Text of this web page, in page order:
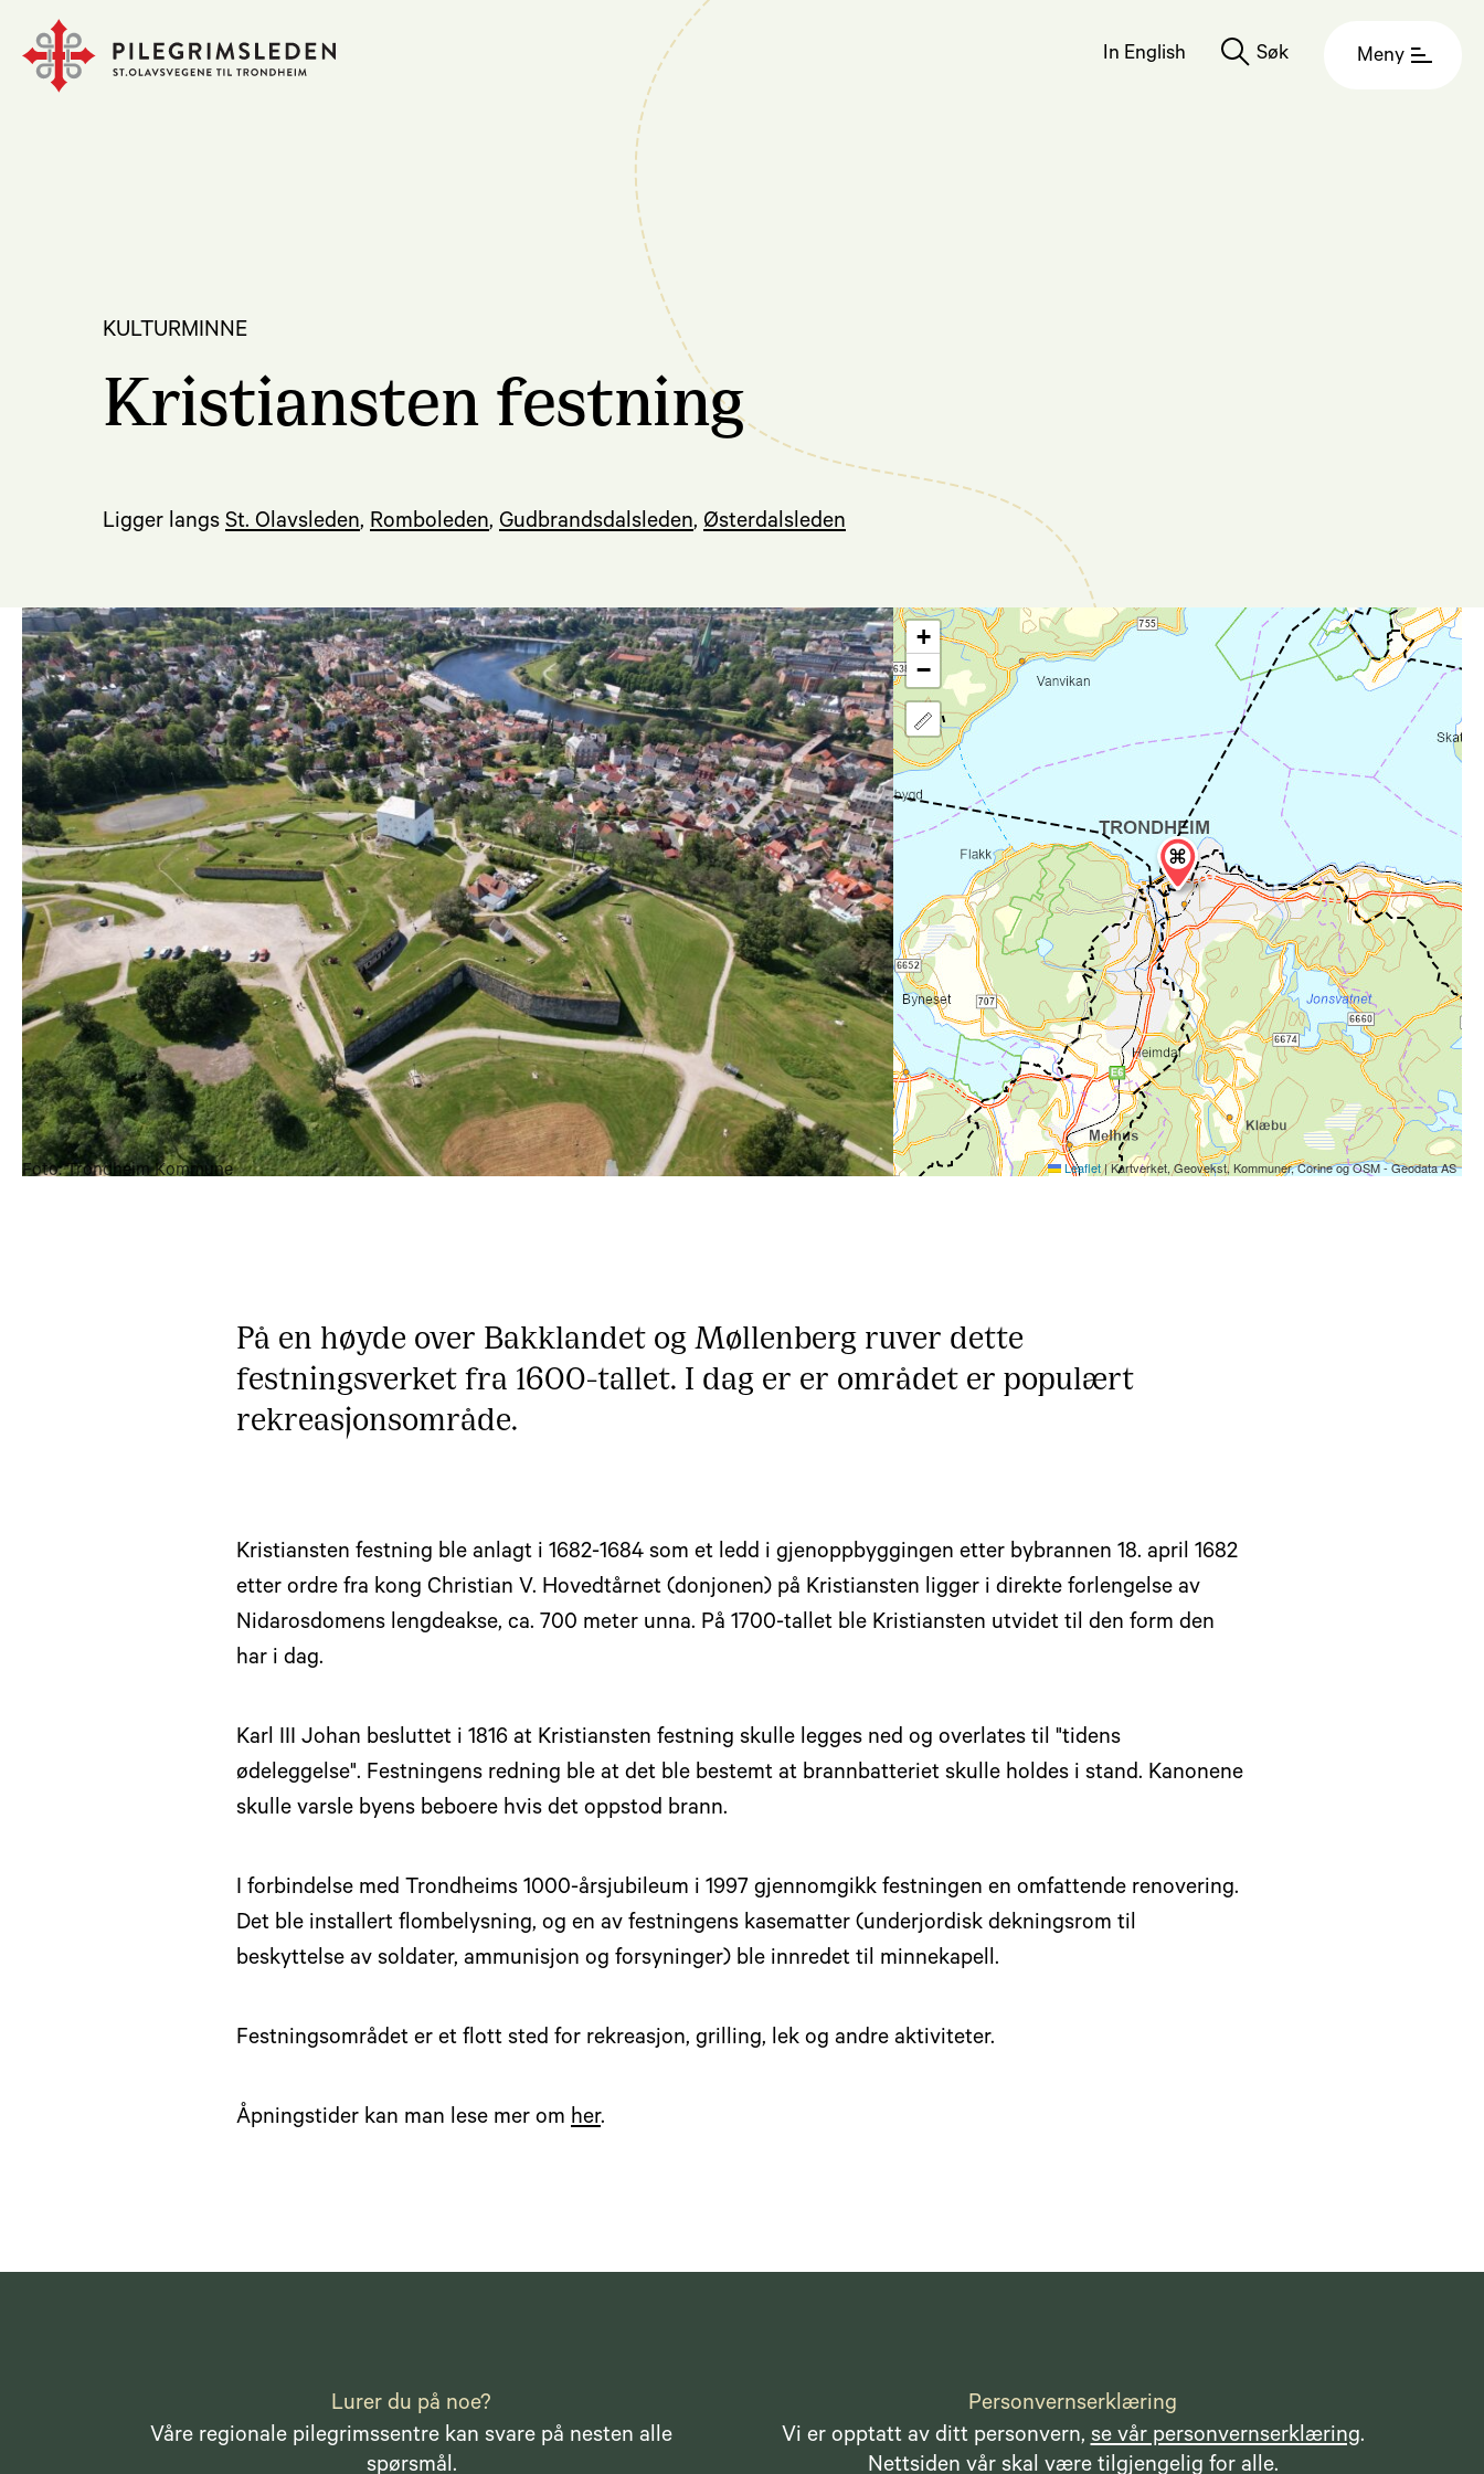
In English Søk Meny
KULTURMINNE
Kristiansten festning
Ligger langs St. Olavsleden, Romboleden, Gudbrandsdalsleden, Østerdalsleden
+
−
Leaflet|Kartverket, Geovekst, Kommuner, Corine og OSM - Geodata AS
Foto: Trondheim Kommune
På en høyde over Bakklandet og Møllenberg ruver dette
festningsverket fra 1600-tallet. I dag er er området er populært
rekreasjonsområde.
Kristiansten festning ble anlagt i 1682-1684 som et ledd i gjenoppbyggingen etter bybrannen 18. april 1682
etter ordre fra kong Christian V. Hovedtårnet (donjonen) på Kristiansten ligger i direkte forlengelse av
Nidarosdomens lengdeakse, ca. 700 meter unna. På 1700-tallet ble Kristiansten utvidet til den form den
har i dag.
Karl III Johan besluttet i 1816 at Kristiansten festning skulle legges ned og overlates til "tidens
ødeleggelse". Festningens redning ble at det ble bestemt at brannbatteriet skulle holdes i stand. Kanonene
skulle varsle byens beboere hvis det oppstod brann.
I forbindelse med Trondheims 1000-årsjubileum i 1997 gjennomgikk festningen en omfattende renovering.
Det ble installert flombelysning, og en av festningens kasematter (underjordisk dekningsrom til
beskyttelse av soldater, ammunisjon og forsyninger) ble innredet til minnekapell.
Festningsområdet er et flott sted for rekreasjon, grilling, lek og andre aktiviteter.
Åpningstider kan man lese mer om her.
Lurer du på noe?
Våre regionale pilegrimssentre kan svare på nesten alle
spørsmål.
Personvernserklæring
Vi er opptatt av ditt personvern,se vår personvernserklæring.
Nettsiden vår skal være tilgjengelig for alle.